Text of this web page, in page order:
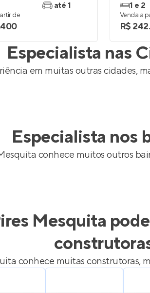
até 1
de
1 e 2
Venda a
R$
Especialista nas
em muitas outras cidades,
Especialista nos
conhece muitos outros
Mesquita
conhece muitas construtoras,